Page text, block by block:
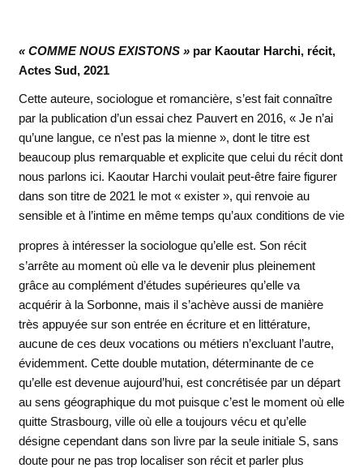
« COMME NOUS EXISTONS »par Kaoutar Harchi, récit,
Actes Sud, 2021
Cette auteure, sociologue et romancière, s’est fait connaître
par la publication d’un essai chez Pauvert en 2016, « Je n’ai
qu’une langue, ce n’est pas la mienne », dont le titre est
beaucoup plus remarquable et explicite que celui du récit dont
nous parlons ici. Kaoutar Harchi voulait peut-être faire figurer
dans son titre de 2021 le mot « exister », qui renvoie au
sensible et à l’intime en même temps qu’aux conditions de vie
propres à intéresser la sociologue qu’elle est. Son récit
s’arrête au moment où elle va le devenir plus pleinement
grâce au complément d’études supérieures qu’elle va
acquérir à la Sorbonne, mais il s’achève aussi de manière
très appuyée sur son entrée en écriture et en littérature,
aucune de ces deux vocations ou métiers n’excluant l’autre,
évidemment. Cette double mutation, déterminante de ce
qu’elle est devenue aujourd’hui, est concrétisée par un départ
au sens géographique du mot puisque c’est le moment où elle
quitte Strasbourg, ville où elle a toujours vécu et qu’elle
désigne cependant dans son livre par la seule initiale S, sans
doute pour ne pas trop localiser son récit et parler plus